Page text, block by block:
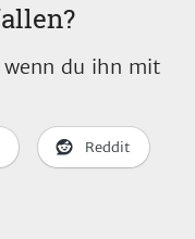
wenn du ihn mit
Reddit